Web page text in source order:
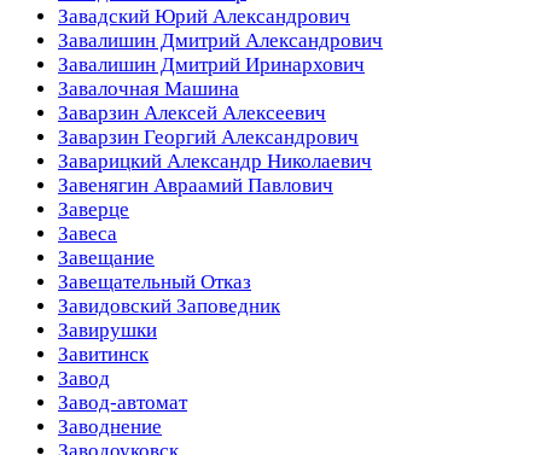
Завадский Юрий Александрович
Завалишин Дмитрий Александрович
Завалишин Дмитрий Иринархович
Завалочная Машина
Заварзин Алексей Алексеевич
Заварзин Георгий Александрович
Заварицкий Александр Николаевич
Завенягин Авраамий Павлович
Заверце
Завеса
Завещание
Завещательный Отказ
Завидовский Заповедник
Завирушки
Завитинск
Завод
Завод-автомат
Заводнение